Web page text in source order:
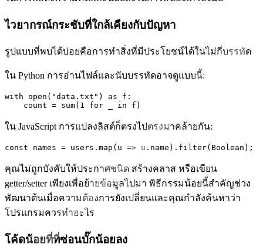
ไวยากรณ์กระชับที่ใกล้เคียงกับปัญหา
รูปแบบที่พบได้บ่อยคือการทำสิ่งที่มีประโยชน์ได้ในไม่กี่บรรทัด
ใน Python การอ่านไฟล์และนับบรรทัดอาจดูแบบนี้:
with open ( "data.txt" ) as f:
    count =
sum( 1 for in
ใน JavaScript การแปลงลิสต์ก็ตรงไปตรงมาคล้ายกัน:
const names = users. map ( u => u. name ). filter( Boolean
คุณไม่ถูกบังคับให้ประกาศชนิด สร้างคลาส หรือเขียน
getter/setter เพียงเพื่อย้ายข้อมูลไปมา พิธีกรรมน้อยนี้สำคัญช่วง
พัฒนาต้นเมื่อความต้องการยังเปลี่ยนและคุณกำลังค้นหาว่า
โปรแกรมควรทำอะไร
โค้ดน้อยที่ที่ซ่อนบั๊กน้อยลง